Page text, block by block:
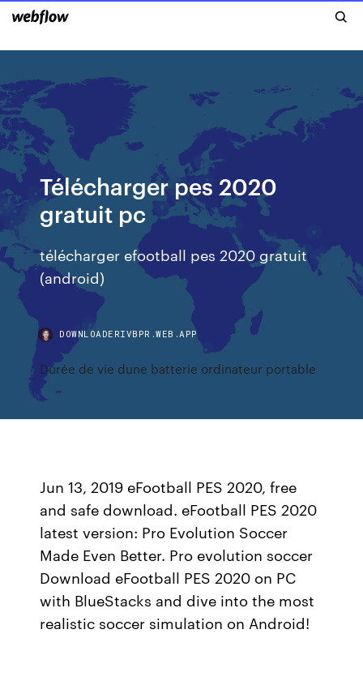
Télécharger pes 2020
gratuit pc
télécharger efootball pes 2020 gratuit
(android)
DOWNLOADERIVBPR.WEB.APP
Durée de vie dune batterie ordinateur portable
Jun 13, 2019 eFootball PES 2020, free
and safe download. eFootball PES 2020
latest version: Pro Evolution Soccer
Made Even Better. Pro evolution soccer
Download eFootball PES 2020 on PC
with BlueStacks and dive into the most
realistic soccer simulation on Android!